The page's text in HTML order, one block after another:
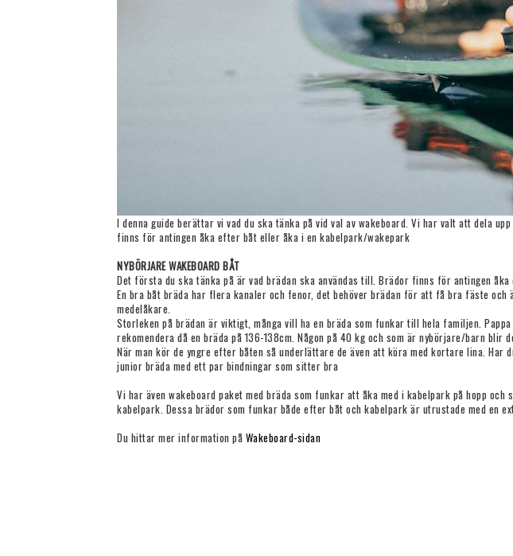
I denna guide berättar vi vad du ska tänka på vid val av wakeboard. Vi har valt att dela
finns för antingen åka efter båt eller åka i en kabelpark/wakepark
NYBÖRJARE WAKEBOARD BÅT
Det första du ska tänka på är vad brädan ska användas till. Brädor finns för antingen
En bra båt bräda har flera kanaler och fenor, det behöver brädan för att få bra fäste
medelåkare.
Storleken på brädan är viktigt, många vill ha en bräda som funkar till hela familjen.
rekomendera då en bräda på 136-138cm. Någon på 40 kg och som är nybörjare/barn
När man kör de yngre efter båten så underlättare de även att köra med kortare lina.
junior bräda med ett par bindningar som sitter bra
Vi har även wakeboard paket med bräda som funkar att åka med i kabelpark på hopp
kabelpark. Dessa brädor som funkar både efter båt och kabelpark är utrustade med
Du hittar mer information på Wakeboard-sidan